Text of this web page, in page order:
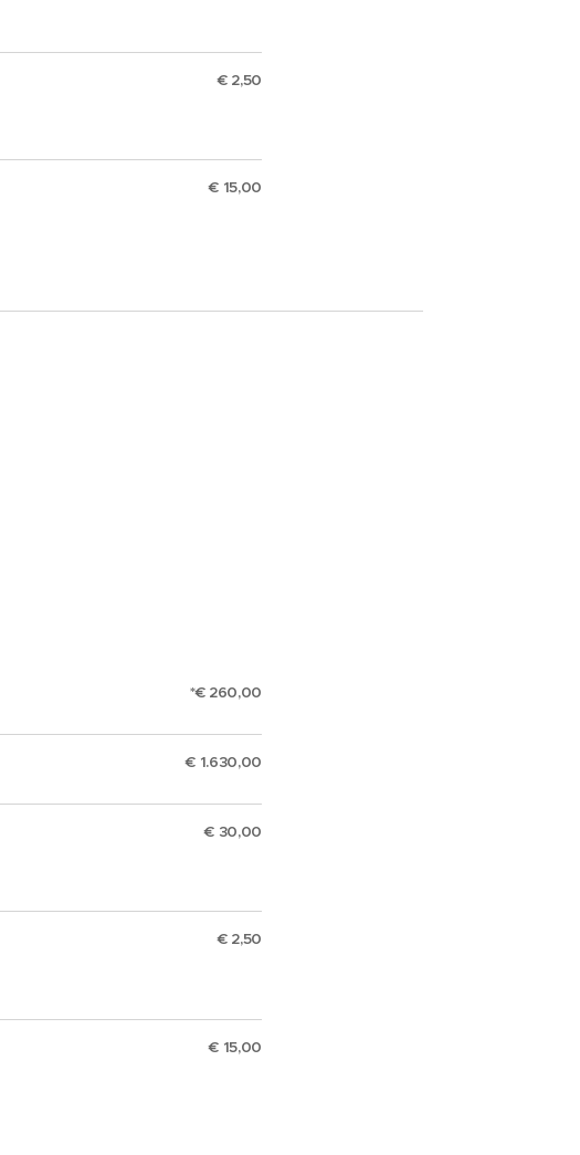
€ 2,50
€ 15,00
*€ 260,00
€ 1.630,00
€ 30,00
€ 2,50
€ 15,00